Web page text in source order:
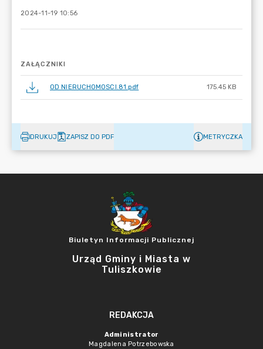
2024-11-19 10:56
ZAŁĄCZNIKI
OD NIERUCHOMOSCI.81.pdf 175.45 KB
DRUKUJ ZAPISZ DO PDF METRYCZKA
Biuletyn Informacji Publicznej
Urząd Gminy i Miasta w
Tuliszkowie
REDAKCJA
Administrator
Magdalena Potrzebowska